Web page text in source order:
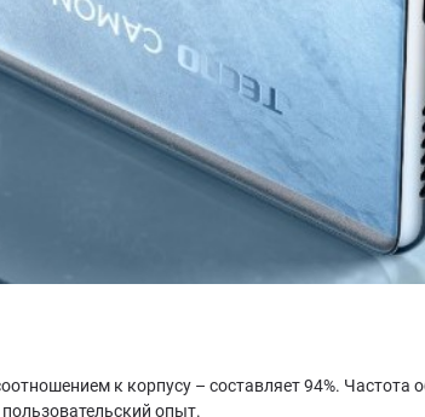
к корпусу – составляет 94%. Частота
опыт.